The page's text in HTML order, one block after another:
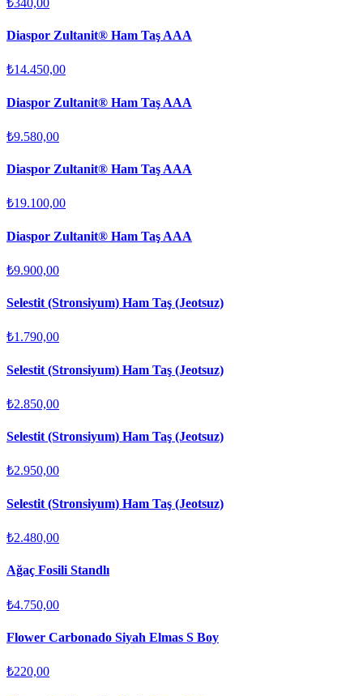
Diaspor Zultanit® Ham Taş AAA
₺14.450,00
Diaspor Zultanit® Ham Taş AAA
₺9.580,00
Diaspor Zultanit® Ham Taş AAA
₺19.100,00
Diaspor Zultanit® Ham Taş AAA
₺9.900,00
Selestit (Stronsiyum) Ham Taş (Jeotsuz)
₺1.790,00
Selestit (Stronsiyum) Ham Taş (Jeotsuz)
₺2.850,00
Selestit (Stronsiyum) Ham Taş (Jeotsuz)
₺2.950,00
Selestit (Stronsiyum) Ham Taş (Jeotsuz)
₺2.480,00
Ağaç Fosili Standlı
₺4.750,00
Flower Carbonado Siyah Elmas S Boy
₺220,00